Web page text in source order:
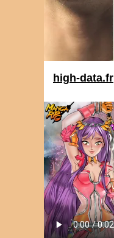
high-data.fr